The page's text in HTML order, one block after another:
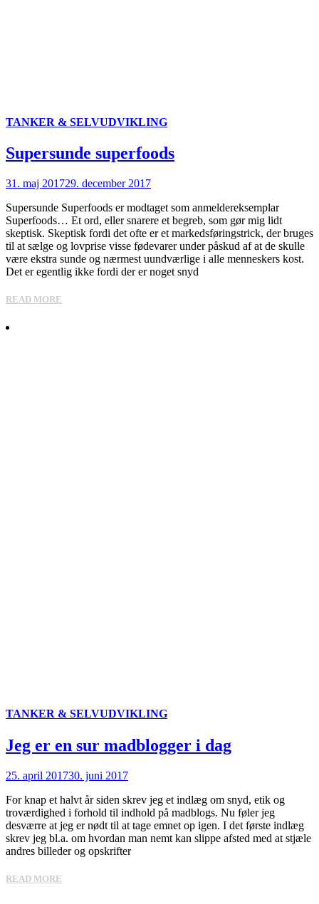
TANKER & SELVUDVIKLING
Supersunde superfoods
31. maj 201729. december 2017
Supersunde Superfoods er modtaget som anmeldereksemplar
Superfoods… Et ord, eller snarere et begreb, som gør mig lidt
skeptisk. Skeptisk fordi det ofte er et markedsføringstrick, der bruges
til at sælge og lovprise visse fødevarer under påskud af at de skulle
være ekstra sunde og nærmest uundværlige i alle menneskers kost.
Det er egentlig ikke fordi der er noget snyd
READ MORE
TANKER & SELVUDVIKLING
Jeg er en sur madblogger i dag
25. april 201730. juni 2017
For knap et halvt år siden skrev jeg et indlæg om snyd, etik og
troværdighed i forhold til indhold på madblogs. Nu føler jeg
desværre at jeg er nødt til at tage emnet op igen. I det første indlæg
skrev jeg bl.a. om hvordan man nemt kan slippe afsted med at stjæle
andres billeder og opskrifter
READ MORE